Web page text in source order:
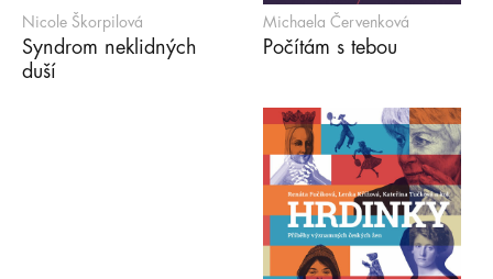
Nicole Škorpilová
Syndrom neklidných
duší
Michaela Červenková
Počítám s tebou